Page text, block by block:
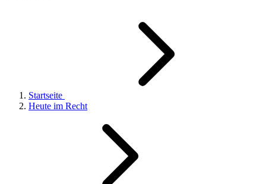
Startseite
Heute im Recht